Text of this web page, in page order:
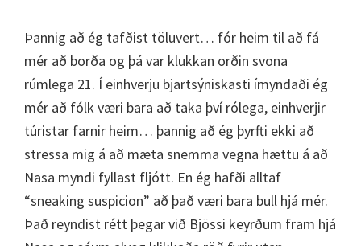
Þannig að ég tafðist töluvert… fór heim til að fá
mér að borða og þá var klukkan orðin svona
rúmlega 21. Í einhverju bjartsýniskasti ímyndaði ég
mér að fólk væri bara að taka því rólega, einhverjir
túristar farnir heim… þannig að ég þyrfti ekki að
stressa mig á að mæta snemma vegna hættu á að
Nasa myndi fyllast fljótt. En ég hafði alltaf
“sneaking suspicion” að það væri bara bull hjá mér.
Það reyndist rétt þegar við Bjössi keyrðum fram hjá